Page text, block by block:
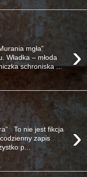
›
mgła”
Władka – młoda
schroniska ...
›
To nie jest fikcja
zapis
p...